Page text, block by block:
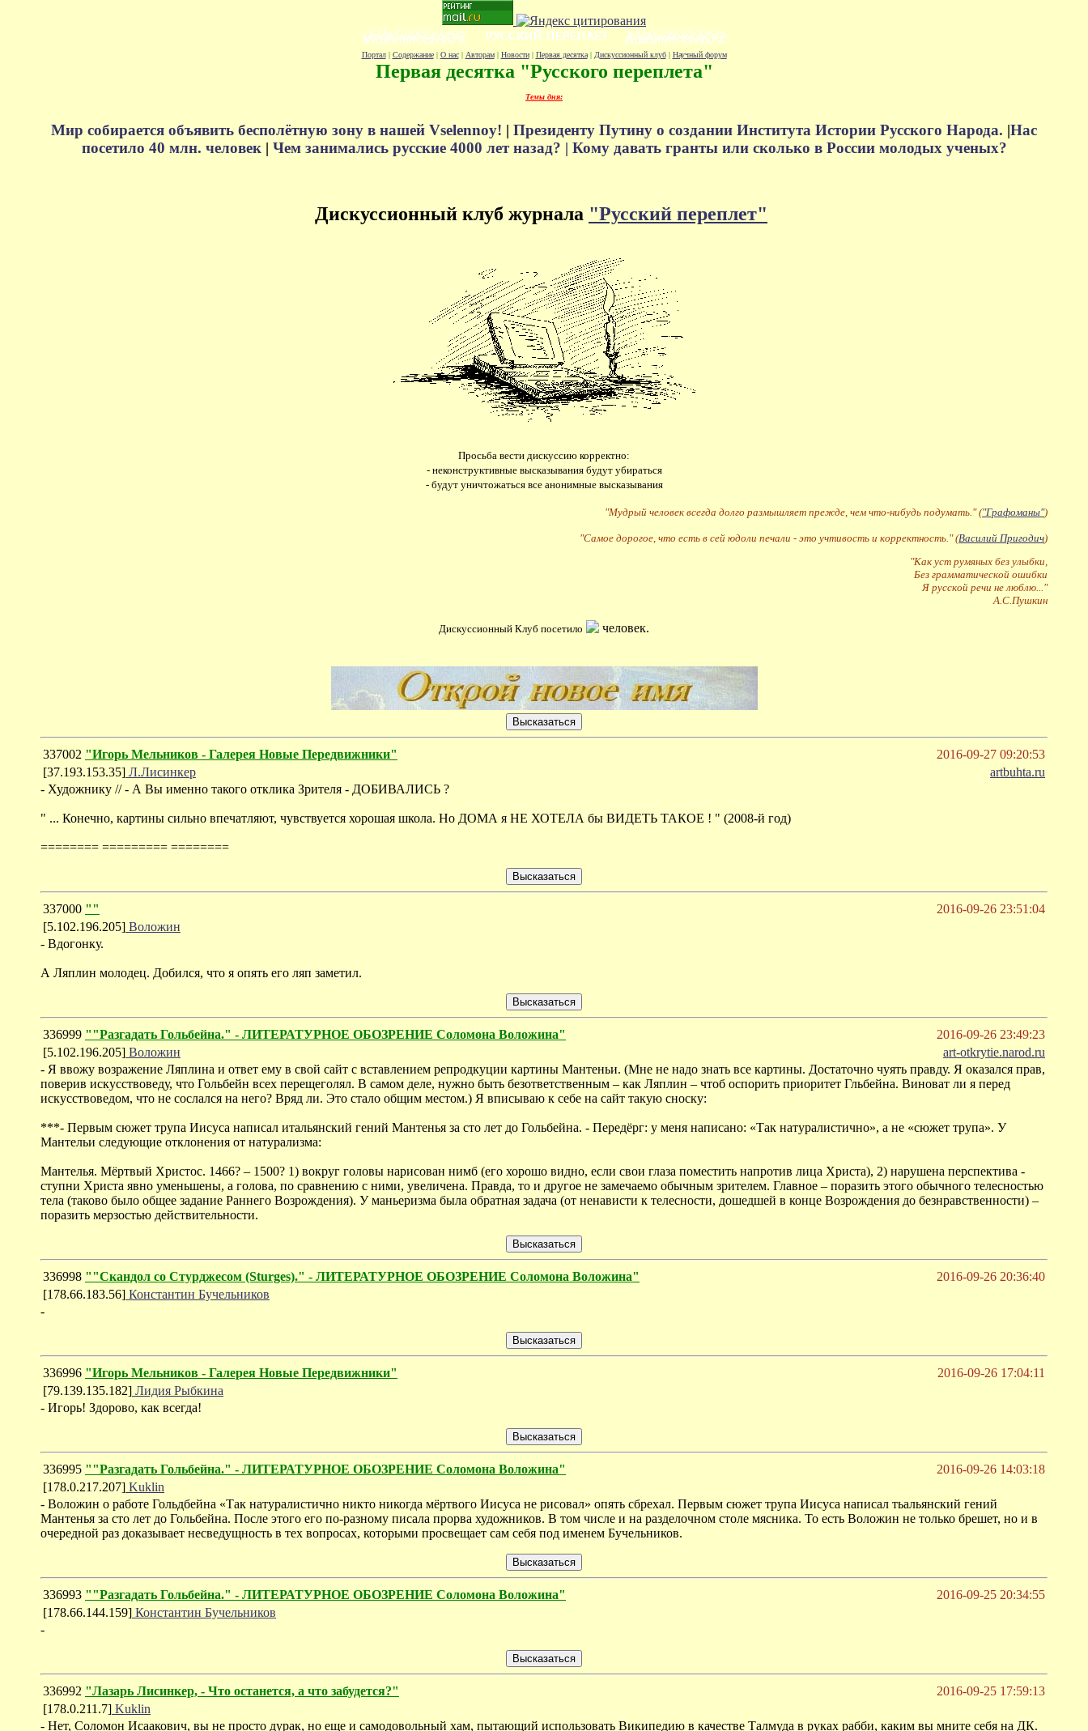
Портал| Содержание| О нас| Авторам| Новости| Первая десятка| Дискуссионный клуб| Научный форум
Первая десятка "Русского переплета"
Темы дня:
Мир собирается объявить бесполётную зону в нашей Vselennoy! | Президенту Путину о создании Института Истории Русского Народа. |Нас
посетило 40 млн. человек| Чем занимались русские 4000 лет назад? | Кому давать гранты или сколько в России молодых ученых?
Дискуссионный клуб журнала "Русский переплет"
Просьба вести дискуссию корректно:
- неконструктивные высказывания будут убираться
- будут уничтожаться все анонимные высказывания
"Мудрый человек всегда долго размышляет прежде, чем что-нибудь подумать." ("Графоманы")
"Самое дорогое, что есть в сей юдоли печали - это учтивость и корректность." (Василий Пригодич)
"Как уст румяных без улыбки,
Без грамматической ошибки
Я русской речи не люблю..."
А.С.Пушкин
Дискуссионный Клуб посетило человек.
337002 "Игорь Мельников - Галерея Новые Передвижники"
2016-09-27 09:20:53
[37.193.153.35] Л.Лисинкер
artbuhta.ru
- Художнику // - А Вы именно такого отклика Зрителя - ДОБИВАЛИСЬ ?
" ... Конечно, картины сильно впечатляют, чувствуется хорошая школа. Но ДОМА я НЕ ХОТЕЛА бы ВИДЕТЬ ТАКОЕ ! " (2008-й год)
======== ========= ========
337000 ""
2016-09-26 23:51:04
[5.102.196.205] Воложин
- Вдогонку.
А Ляплин молодец. Добился, что я опять его ляп заметил.
336999 ""Разгадать Гольбейна." - ЛИТЕРАТУРНОЕ ОБОЗРЕНИЕ Соломона Воложина"
2016-09-26 23:49:23
[5.102.196.205] Воложин
art-otkrytie.narod.ru
- Я ввожу возражение Ляплина и ответ ему в свой сайт с вставлением репродкуции картины Мантеньи. (Мне не надо знать все картины. Достаточно чуять правду. Я оказался прав,
поверив искусствоведу, что Гольбейн всех перещеголял. В самом деле, нужно быть безответственным – как Ляплин – чтоб оспорить приоритет Гльбейна. Виноват ли я перед
искусствоведом, что не сослался на него? Вряд ли. Это стало общим местом.) Я вписываю к себе на сайт такую сноску:
***- Первым сюжет трупа Иисуса написал итальянский гений Мантенья за сто лет до Гольбейна. - Передёрг: у меня написано: «Так натуралистично», а не «сюжет трупа». У
Мантельи следующие отклонения от натурализма:
Мантелья. Мёртвый Христос. 1466? – 1500? 1) вокруг головы нарисован нимб (его хорошо видно, если свои глаза поместить напротив лица Христа), 2) нарушена перспектива -
ступни Христа явно уменьшены, а голова, по сравнению с ними, увеличена. Правда, то и другое не замечаемо обычным зрителем. Главное – поразить этого обычного телесностью
тела (таково было общее задание Раннего Возрождения). У маньеризма была обратная задача (от ненависти к телесности, дошедшей в конце Возрождения до безнравственности) –
поразить мерзостью действительности.
336998 ""Скандол со Стурджесом (Sturges)." - ЛИТЕРАТУРНОЕ ОБОЗРЕНИЕ Соломона Воложина"
2016-09-26 20:36:40
[178.66.183.56] Константин Бучельников
-
336996 "Игорь Мельников - Галерея Новые Передвижники"
2016-09-26 17:04:11
[79.139.135.182] Лидия Рыбкина
- Игорь! Здорово, как всегда!
336995 ""Разгадать Гольбейна." - ЛИТЕРАТУРНОЕ ОБОЗРЕНИЕ Соломона Воложина"
2016-09-26 14:03:18
[178.0.217.207] Kuklin
- Воложин о работе Гольдбейна «Так натуралистично никто никогда мёртвого Иисуса не рисовал» опять сбрехал. Первым сюжет трупа Иисуса написал тьальянский гений
Мантенья за сто лет до Гольбейна. После этого его по-разному писала прорва художников. В том числе и на разделочном столе мясника. То есть Воложин не только брешет, но и в
очередной раз доказывает несведущность в тех вопросах, которыми просвещает сам себя под именем Бучельников.
336993 ""Разгадать Гольбейна." - ЛИТЕРАТУРНОЕ ОБОЗРЕНИЕ Соломона Воложина"
2016-09-25 20:34:55
[178.66.144.159] Константин Бучельников
-
336992 "Лазарь Лисинкер, - Что останется, а что забудется?"
2016-09-25 17:59:13
[178.0.211.7] Kuklin
- Нет, Соломон Исаакович, вы не просто дурак, но еще и самодовольный хам, пытающий использовать Википедию в качестве Талмуда в руках рабби, каким вы мните себя на ДК.